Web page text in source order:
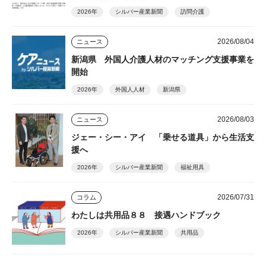
2026年 シルバー産業新聞 訪問介護
ニュース 2026/08/04
新潟県 外国人介護人材のマッチング支援事業を
開始
2026年 外国人人材 新潟県
ニュース 2026/08/03
ジェー・シー・アイ 「乗せる道具」から生活支
援へ
2026年 シルバー産業新聞 福祉用具
コラム 2026/07/31
わたしは共用品８８ 接遇ハンドブック
2026年 シルバー産業新聞 共用品